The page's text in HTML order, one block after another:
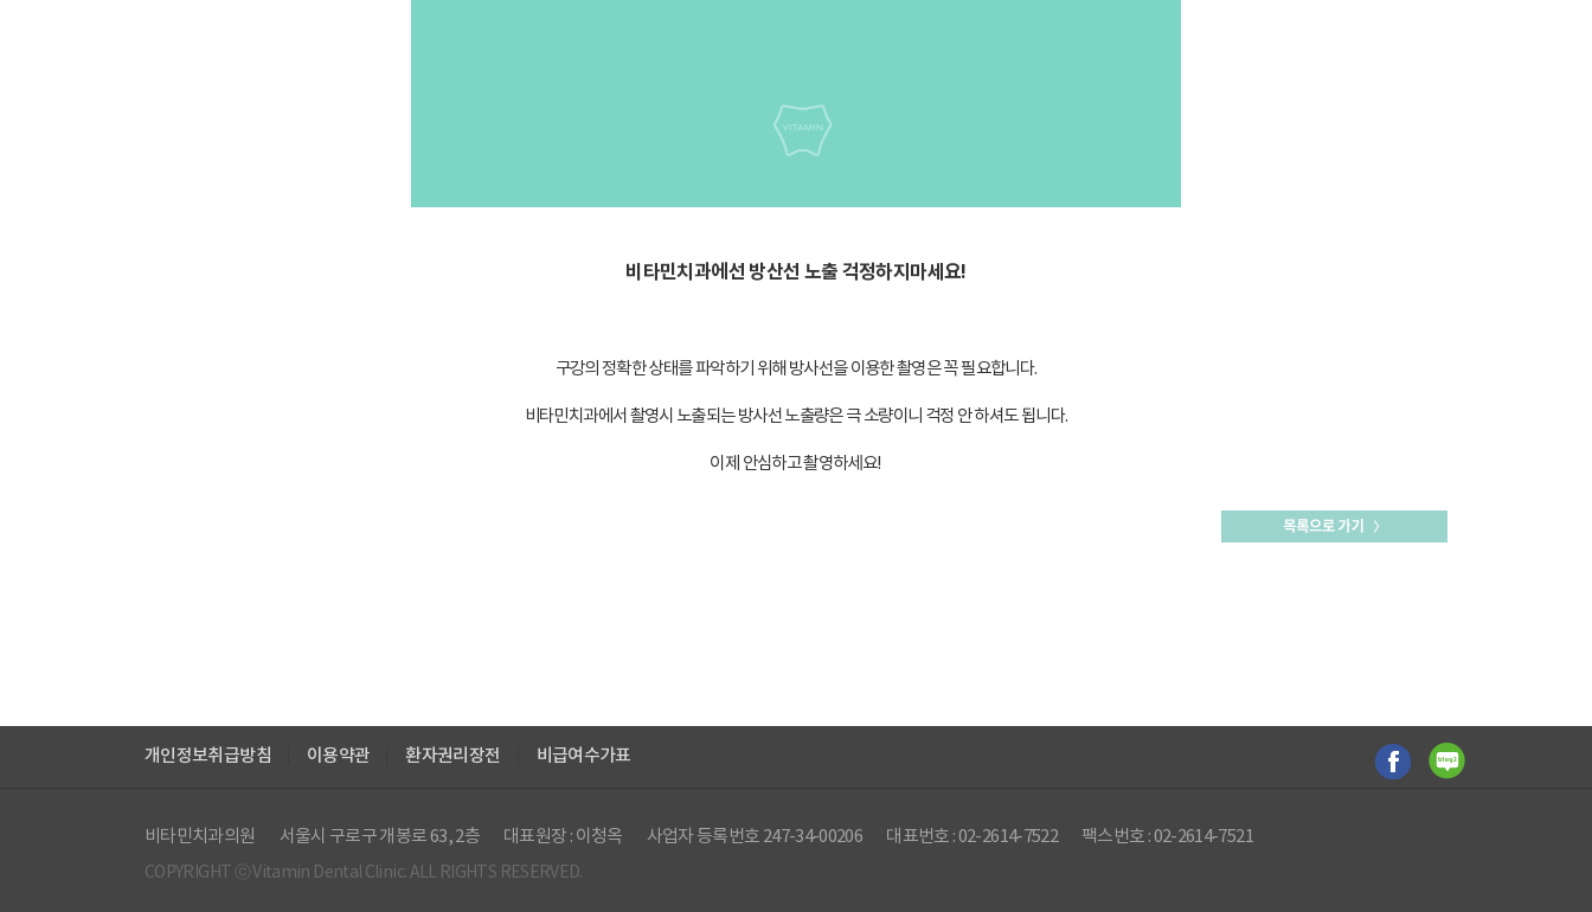
비타민치과에선 방산선 노출 걱정하지마세요!
구강의 정확한 상태를 파악하기 위해 방사선을 이용한 촬영은 꼭 필요합니다.
비타민치과에서 촬영시 노출되는 방사선 노출량은 극 소량이니 걱정 안 하셔도 됩니다.
이제 안심하고 촬영하세요!
개인정보취급방침 이용약관 환자권리장전 비급여수가표
비타민치과의원 서울시 구로구 개봉로 63, 2층 대표원장 : 이청옥 사업자 등록번호 247-34-00206 대표번호 : 02-2614-7522 팩스번호 : 02-2614-7521
COPYRIGHT ⓒ Vitamin Dental Clinic. ALL RIGHTS RESERVED.